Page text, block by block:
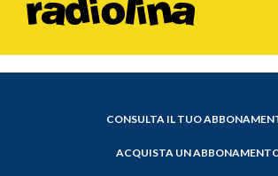
CONSULTA IL TUO
ACQUISTA UN